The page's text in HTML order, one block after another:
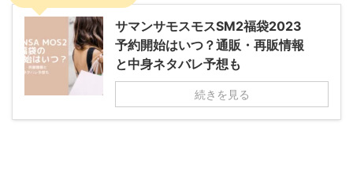
サマンサモスモスSM2福袋2023
予約開始はいつ？通販・再販情報
と中身ネタバレ予想も
続きを見る